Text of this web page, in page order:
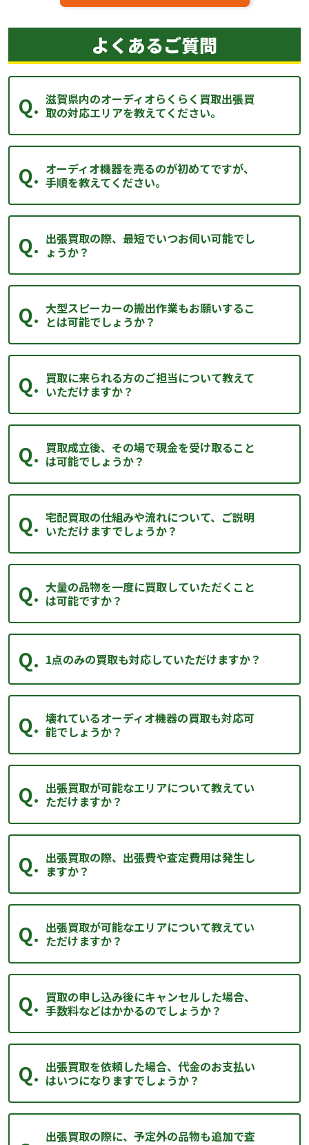
よくあるご質問
滋賀県内のオーディオらくらく買取出張買
取の対応エリアを教えてください。
オーディオ機器を売るのが初めてですが、
手順を教えてください。
出張買取の際、最短でいつお伺い可能でし
ょうか？
大型スピーカーの搬出作業もお願いするこ
とは可能でしょうか？
買取に来られる方のご担当について教えて
いただけますか？
買取成立後、その場で現金を受け取ること
は可能でしょうか？
宅配買取の仕組みや流れについて、ご説明
いただけますでしょうか？
大量の品物を一度に買取していただくこと
は可能ですか？
1点のみの買取も対応していただけますか？
壊れているオーディオ機器の買取も対応可
能でしょうか？
出張買取が可能なエリアについて教えてい
ただけますか？
出張買取の際、出張費や査定費用は発生し
ますか？
出張買取が可能なエリアについて教えてい
ただけますか？
買取の申し込み後にキャンセルした場合、
手数料などはかかるのでしょうか？
出張買取を依頼した場合、代金のお支払い
はいつになりますでしょうか？
出張買取の際に、予定外の品物も追加で査